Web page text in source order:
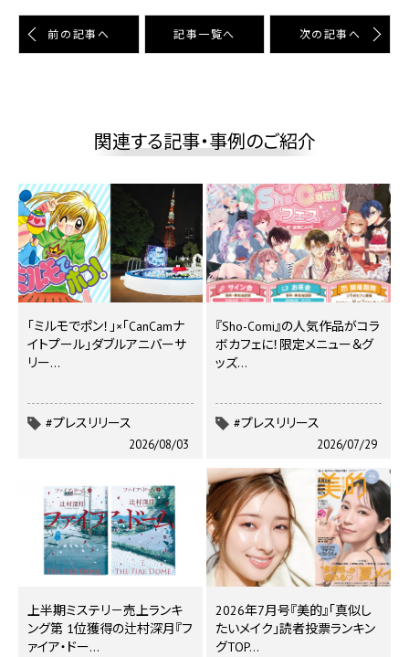
前の記事へ 記事⼀覧へ 次の記事へ
関連する記事・事例のご紹介
｢ミルモでポン！｣×｢CanCamナ
イトプール｣ダブルアニバーサ
リー…
#プレスリリース
2026/08/03
『Sho-Comi』の人気作品がコラ
ボカフェに！限定メニュー＆グ
ッズ…
#プレスリリース
2026/07/29
上半期ミステリ－売上ランキ
ング第 1位獲得の辻村深月『フ
ァイア・ドー…
2026年7月号『美的』「真似し
たいメイク」読者投票ランキン
グTOP…